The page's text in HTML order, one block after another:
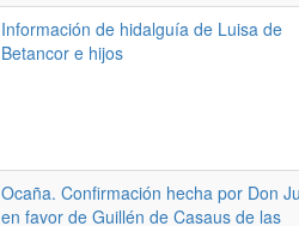
Información de hidalguía de Luisa de
Betancor e hijos
Ocaña. Confirmación hecha por Don
en favor de Guillén de Casaus de las